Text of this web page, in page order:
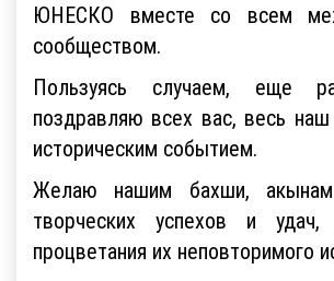
ЮНЕСКО вместе со всем
сообществом.
Пользуясь случаем, еще
поздравляю всех вас, весь
историческим событием.
Желаю нашим бахши,
творческих успехов и удач,
процветания их неповторимого